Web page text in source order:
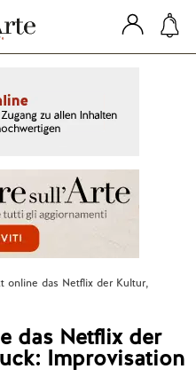
online das Netflix der Kultur,
das Netflix der
Improvisation